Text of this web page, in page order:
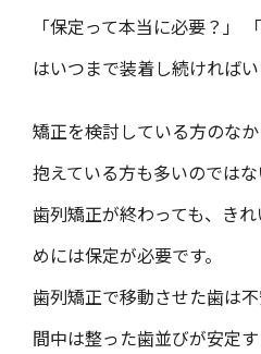
「保定って本当に必要？」
はいつまで装着し続ければい
矯正を検討している方のな
抱えている方も多いのではな
歯列矯正が終わっても、き
めには保定が必要です。
歯列矯正で移動させた歯は
間中は整った歯並びが安定